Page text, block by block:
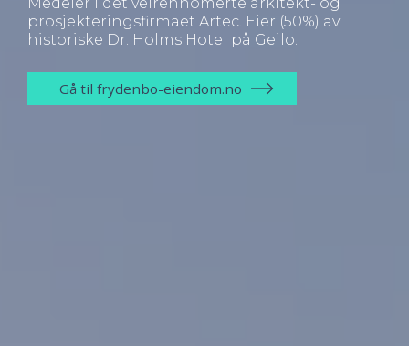
prosjekteringsfirmaet Artec. Eier (50%) av
historiske Dr. Holms Hotel på Geilo.
Gå til frydenbo-eiendom.no